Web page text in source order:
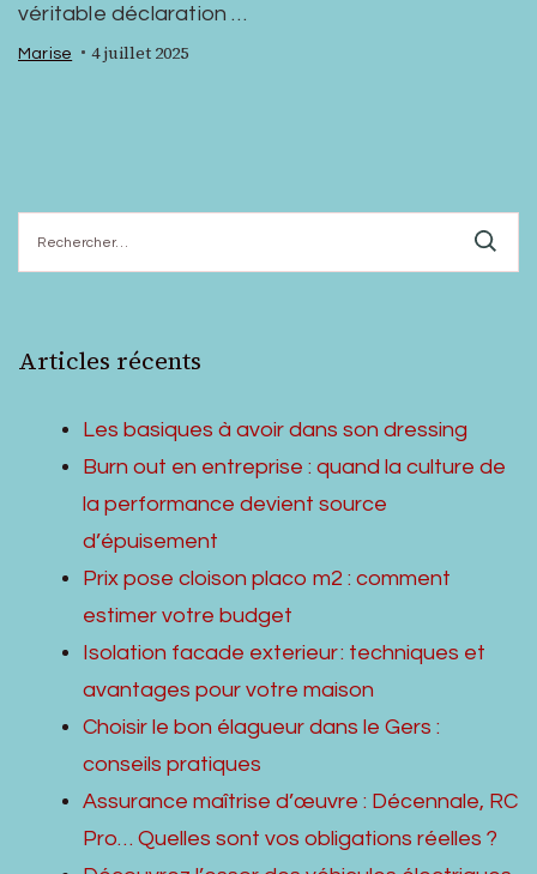
véritable déclaration …
Marise 4 juillet 2025
Articles récents
Les basiques à avoir dans son dressing
Burn out en entreprise : quand la culture de
la performance devient source
d’épuisement
Prix pose cloison placo m2 : comment
estimer votre budget
Isolation facade exterieur : techniques et
avantages pour votre maison
Choisir le bon élagueur dans le Gers :
conseils pratiques
Assurance maîtrise d’œuvre : Décennale, RC
Pro… Quelles sont vos obligations réelles ?